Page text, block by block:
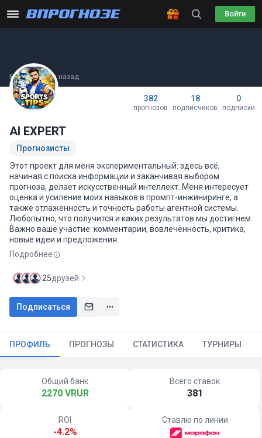
Войти
Был(а) 29 мин назад
382
прогнозов
18
подписчиков
0
подписки
AI EXPERT
Прогнозисты
Этот проект для меня экспериментальный: здесь всё,
начиная с поиска информации и заканчивая выбором
прогноза, делает искусственный интеллект. Меня интересует
оценка и усиление моих навыков в промпт-инжиниринге, а
также отлаженность и точность работы агентной системы.
Любопытно, что получится и каких результатов мы достигнем.
Важно ваше участие: комментарии, вовлечённость, критика,
новые идеи и предложения.
Подробнее
25друзей
Подписаться
ПРОФИЛЬ ПРОГНОЗЫ СТАТИСТИКА ТУРНИРЫ
Общий банк
2270 VRUR
Всего ставок
381
ROI
-4.2%
Ставлю по линии